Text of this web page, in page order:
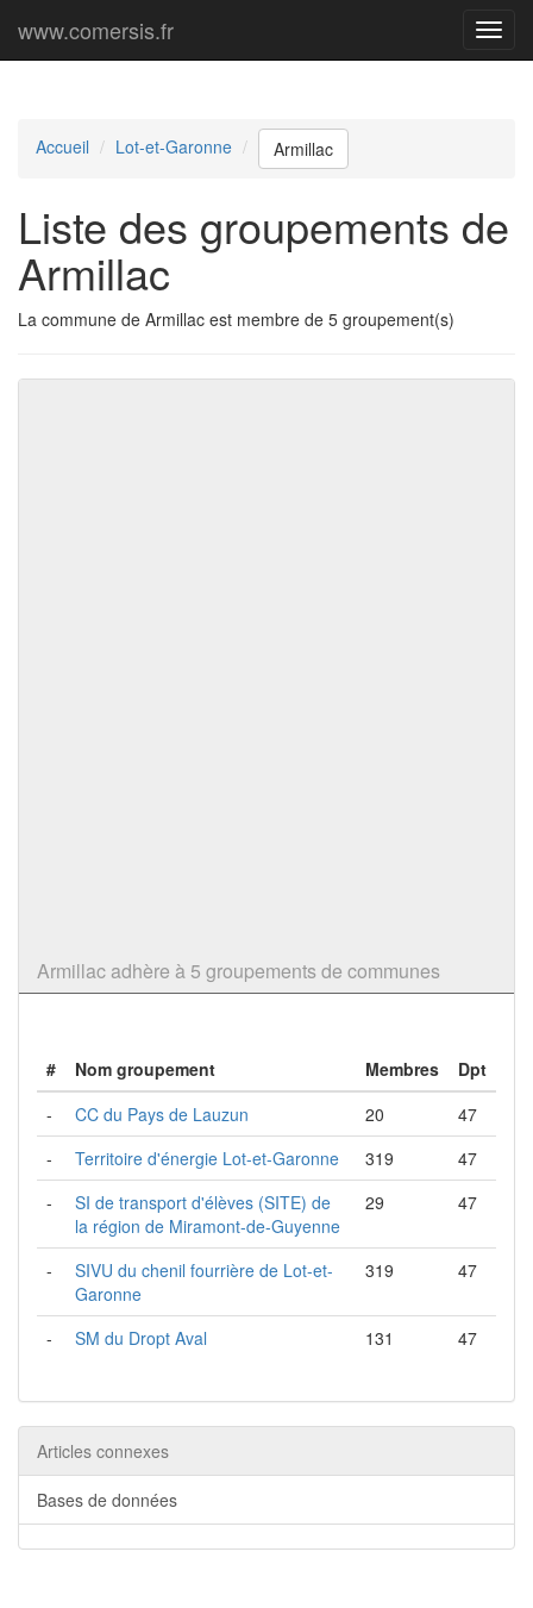
Menu
www.comersis.fr
Accueil Lot-et-Garonne Armillac
Liste des groupements de
Armillac
La commune de Armillac est membre de 5 groupement(s)
Armillac adhère à 5 groupements de communes
# Nom groupement Membres
Dpt
-
CC du Pays de Lauzun 20
47
-
Territoire d'énergie Lot-et-Garonne 319
47
-
SI de transport d'élèves (SITE) de
la région de Miramont-de-Guyenne
29 47
-
SIVU du chenil fourrière de Lot-et-
Garonne
319 47
- SM du Dropt Aval 131 47
Articles connexes
Bases de données